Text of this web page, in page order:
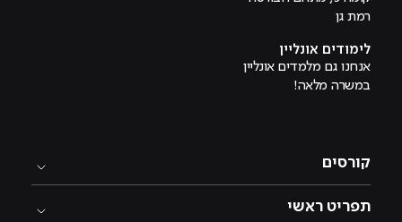
רמת גן
לימודים אונליין
אנחנו גם מלמדים אונליין
במשרה מלאה!
קורסים
תפריט ראשי